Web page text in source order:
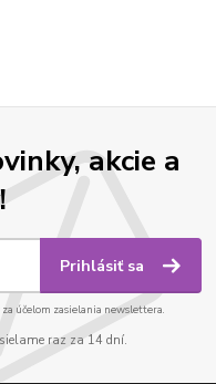
akcie a
Prihlásiť sa
za účelom zasielania newslettera.
raz za 14 dní.